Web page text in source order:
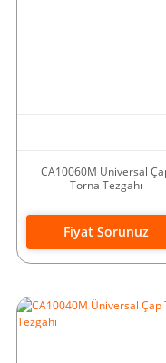
CA10060M Üniversal
Torna Tezgahı
Fiyat Sorunuz